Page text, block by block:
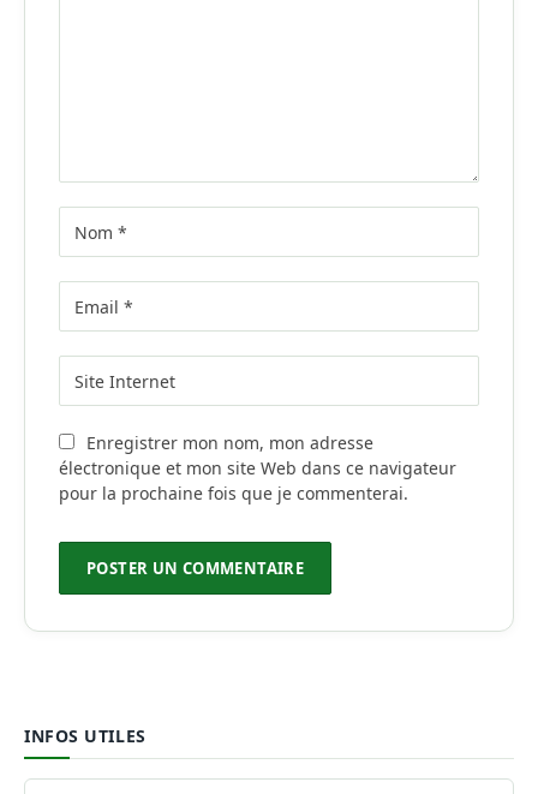
Enregistrer mon nom, mon adresse
électronique et mon site Web dans ce navigateur
pour la prochaine fois que je commenterai.
INFOS UTILES